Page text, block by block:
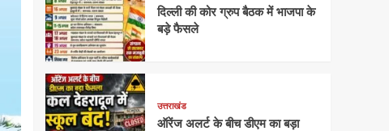
दिल्ली की कोर ग्रुप बैठक में भाजपा के
बड़े फैसले
उत्तराखंड
ऑरेंज अलर्ट के बीच डीएम का बड़ा